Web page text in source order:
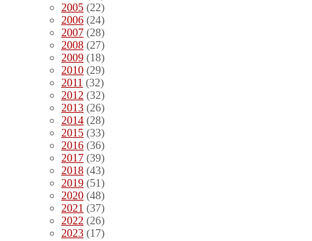
2005 (22)
2006 (24)
2007 (28)
2008 (27)
2009 (18)
2010 (29)
2011 (32)
2012 (32)
2013 (26)
2014 (28)
2015 (33)
2016 (36)
2017 (39)
2018 (43)
2019 (51)
2020 (48)
2021 (37)
2022 (26)
2023 (17)